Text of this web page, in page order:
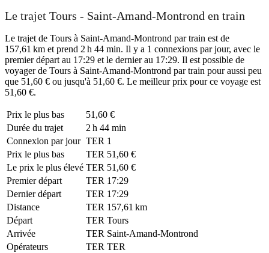
Le trajet Tours - Saint-Amand-Montrond en train
Le trajet de Tours à Saint-Amand-Montrond par train est de
157,61 km et prend 2 h 44 min. Il y a 1 connexions par jour, avec le
premier départ au 17:29 et le dernier au 17:29. Il est possible de
voyager de Tours à Saint-Amand-Montrond par train pour aussi peu
que 51,60 € ou jusqu'à 51,60 €. Le meilleur prix pour ce voyage est
51,60 €.
Prix ​​le plus bas
51,60 €
Durée du trajet
2 h 44 min
Connexion par jour TER 1
Prix ​​le plus bas
TER 51,60 €
Le prix le plus élevé TER 51,60 €
Premier départ
TER 17:29
Dernier départ
TER 17:29
Distance
TER 157,61 km
Départ
TER Tours
Arrivée
TER Saint-Amand-Montrond
Opérateurs
TER TER